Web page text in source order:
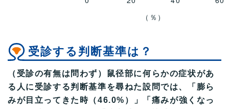
受診する判断基準は？
（受診の有無は問わず）鼠径部に何らかの症状があ
る人に受診する判断基準を尋ねた設問では、「膨ら
みが目立ってきた時（46.0%）」「痛みが強くなっ